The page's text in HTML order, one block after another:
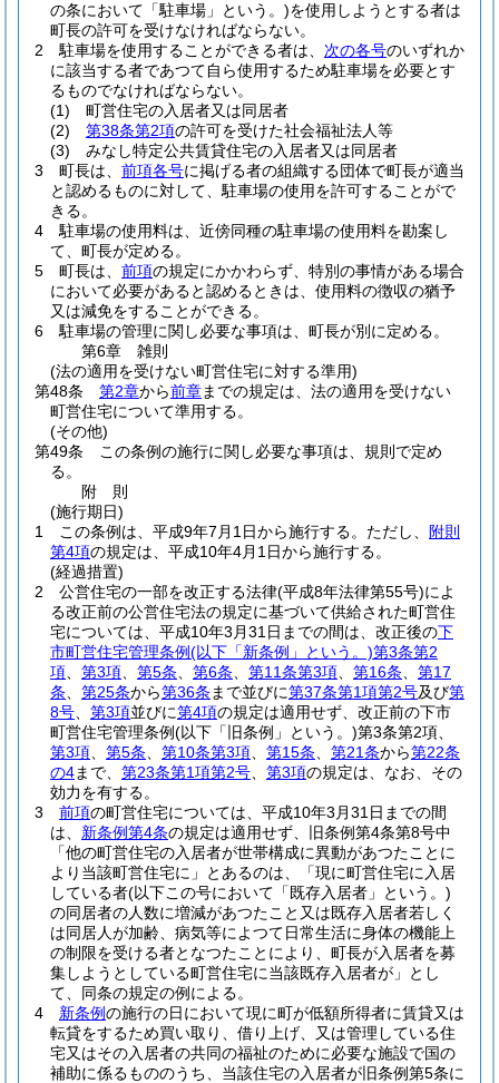
の条において「駐車場」という。)を使用しようとする者は
町長の許可を受けなければならない。
2
駐車場を使用することができる者は、 次の各号のいずれか
に該当する者であつて自ら使用するため駐車場を必要とす
るものでなければならない。
(1)
町営住宅の入居者又は同居者
(2)
第38条第2項の許可を受けた社会福祉法人等
(3)
みなし特定公共賃貸住宅の入居者又は同居者
3
町長は、 前項各号に掲げる者の組織する団体で町長が適当
と認めるものに対して、駐車場の使用を許可することがで
きる。
4
駐車場の使用料は、近傍同種の駐車場の使用料を勘案し
て、町長が定める。
5
町長は、 前項の規定にかかわらず、特別の事情がある場合
において必要があると認めるときは、使用料の徴収の猶予
又は減免をすることができる。
6
駐車場の管理に関し必要な事項は、町長が別に定める。
第6章
雑則
(法の適用を受けない町営住宅に対する準用)
第48条
第2章から前章までの規定は、法の適用を受けない
町営住宅について準用する。
(その他)
第49条
この条例の施行に関し必要な事項は、規則で定め
る。
附 則
(施行期日)
1
この条例は、平成9年7月1日から施行する。 ただし、
附則
第4項の規定は、平成10年4月1日から施行する。
(経過措置)
2
公営住宅の一部を改正する法律(平成8年法律第55号)によ
る改正前の公営住宅法の規定に基づいて供給された町営住
宅については、平成10年3月31日までの間は、改正後の下
市町営住宅管理条例(以下「新条例」という。)第3条第2
項
第3項 第5条 第6条 第11条第3項 第16条
第17
条
第25条から第36条 まで並びに第37条第1項第2号及び第
8号
第3項並びに第4項の規定は適用せず、改正前の下市
町営住宅管理条例(以下「旧条例」という。)第3条第2項、
第3項
第5条 第10条第3項 第15条 第21条から第22条
の4まで、 第23条第1項第2号 第3項の規定は、なお、その
効力を有する。
3
前項の町営住宅については、平成10年3月31日までの間
は、 新条例第4条の規定は適用せず、旧条例第4条第8号中
「他の町営住宅の入居者が世帯構成に異動があつたことに
より当該町営住宅に」とあるのは、「現に町営住宅に入居
している者(以下この号において「既存入居者」という。)
の同居者の人数に増減があつたこと又は既存入居者若しく
は同居人が加齢、病気等によつて日常生活に身体の機能上
の制限を受ける者となつたことにより、町長が入居者を募
集しようとしている町営住宅に当該既存入居者が」とし
て、同条の規定の例による。
4
新条例の施行の日において現に町が低額所得者に賃貸又は
転貸をするため買い取り、借り上げ、又は管理している住
宅又はその入居者の共同の福祉のために必要な施設で国の
補助に係るもののうち、当該住宅の入居者が旧条例第5条に